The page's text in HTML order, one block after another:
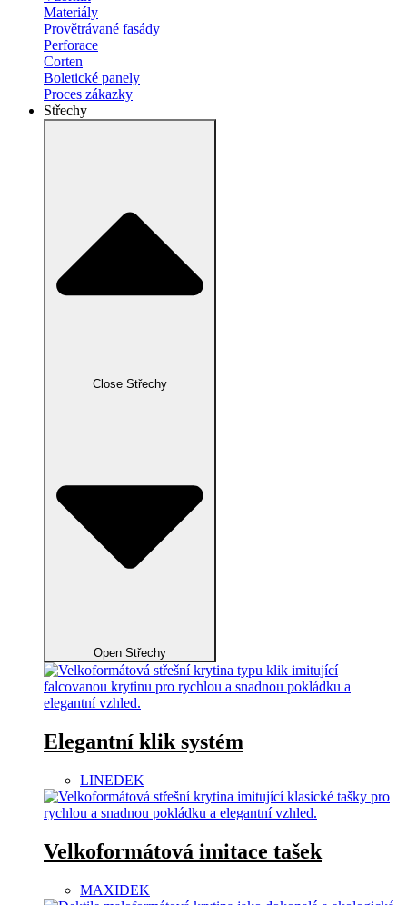
Materiály
Provětrávané fasády
Perforace
Corten
Boletické panely
Proces zákazky
Střechy
Close Střechy
Open Střechy
Elegantní klik systém
LINEDEK
Velkoformátová imitace tašek
MAXIDEK